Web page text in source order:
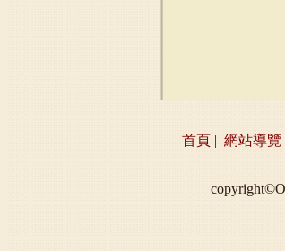
首頁 | 網站導覽